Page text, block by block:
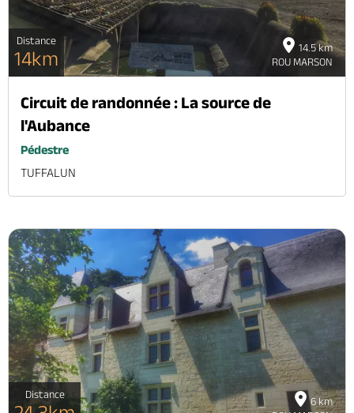
14.5 km
ROU MARSON
Distance
14km
Circuit de randonnée : La source de
l'Aubance
Pédestre
TUFFALUN
6 km
Distance